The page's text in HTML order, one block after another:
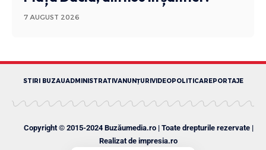
7 AUGUST 2026
STIRI BUZAUADMINISTRATIVANUNȚURI VIDEOPOLITICAREPORTAJE
Copyright © 2015-2024 Buzăumedia.ro | Toate drepturile rezervate |
Realizat de impresia.ro